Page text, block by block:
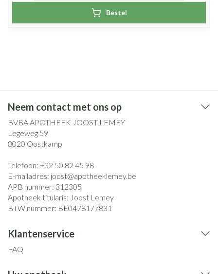
Bestel
Neem contact met ons op
BVBA APOTHEEK JOOST LEMEY
Legeweg 59
8020 Oostkamp
Telefoon: +32 50 82 45 98
E-mailadres: joost@apotheeklemey.be
APB nummer: 312305
Apotheek titularis: Joost Lemey
BTW nummer: BE0478177831
Klantenservice
FAQ